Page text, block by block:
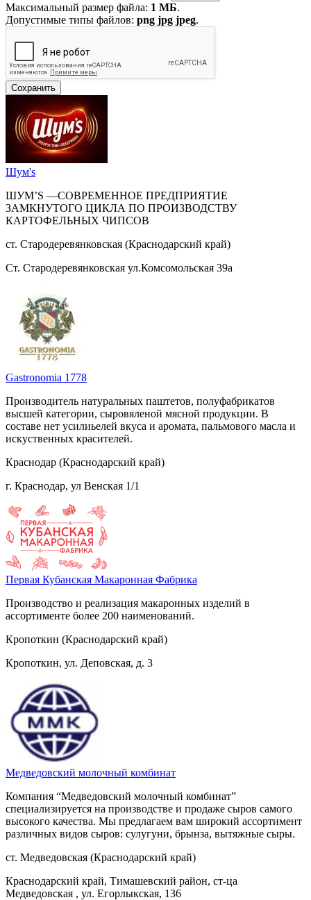
Максимальный размер файла: 1 МБ.
Допустимые типы файлов: png jpg jpeg.
Шум's
ШУМ’S —СОВРЕМЕННОЕ ПРЕДПРИЯТИЕ
ЗАМКНУТОГО ЦИКЛА ПО ПРОИЗВОДСТВУ
КАРТОФЕЛЬНЫХ ЧИПСОВ
ст. Стародеревянковская (Краснодарский край)
Ст. Стародеревянковская ул.Комсомольская 39а
Gastronomia 1778
Производитель натуральных паштетов, полуфабрикатов
высшей категории, сыровяленой мясной продукции. В
составе нет усилиьелей вкуса и аромата, пальмового масла и
искуственных красителей.
Краснодар (Краснодарский край)
г. Краснодар, ул Венская 1/1
Первая Кубанская Макаронная Фабрика
Производство и реализация макаронных изделий в
ассортименте более 200 наименований.
Кропоткин (Краснодарский край)
Кропоткин, ул. Деповская, д. 3
Медведовский молочный комбинат
Компания “Медведовский молочный комбинат”
специализируется на производстве и продаже сыров самого
высокого качества. Мы предлагаем вам широкий ассортимент
различных видов сыров: сулугуни, брынза, вытяжные сыры.
ст. Медведовская (Краснодарский край)
Краснодарский край, Тимашевский район, ст-ца
Медведовская , ул. Егорлыкская, 136